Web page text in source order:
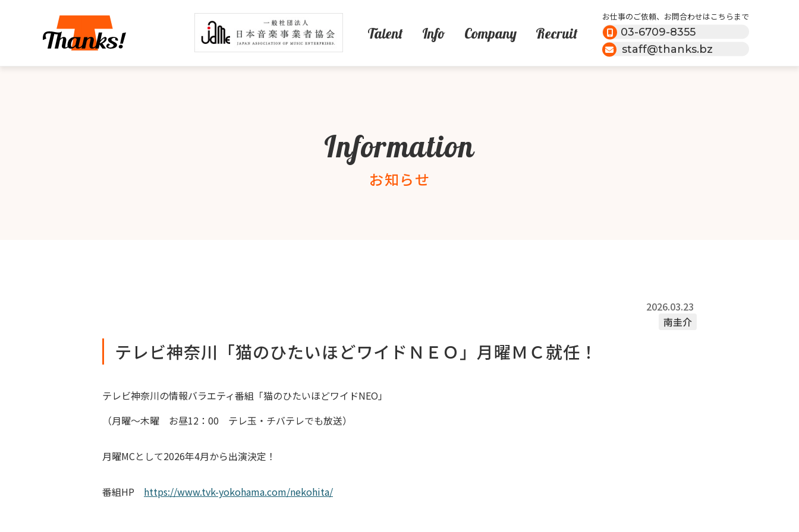
お仕事のご依頼、お問合わせはこちらまで
03-6709-8355
staff@thanks.bz
Talent Info Company Recruit
Information
お知らせ
2026.03.23
南圭介
テレビ神奈川「猫のひたいほどワイドＮＥＯ」月曜ＭＣ就任！
テレビ神奈川の情報バラエティ番組「猫のひたいほどワイドNEO」
（月曜～木曜 お昼12：00 テレ玉・チバテレでも放送）
月曜MCとして2026年4月から出演決定！
番組HP https://www.tvk-yokohama.com/nekohita/